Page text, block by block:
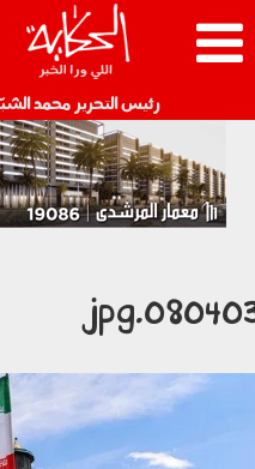
رئيس التحرير محمد